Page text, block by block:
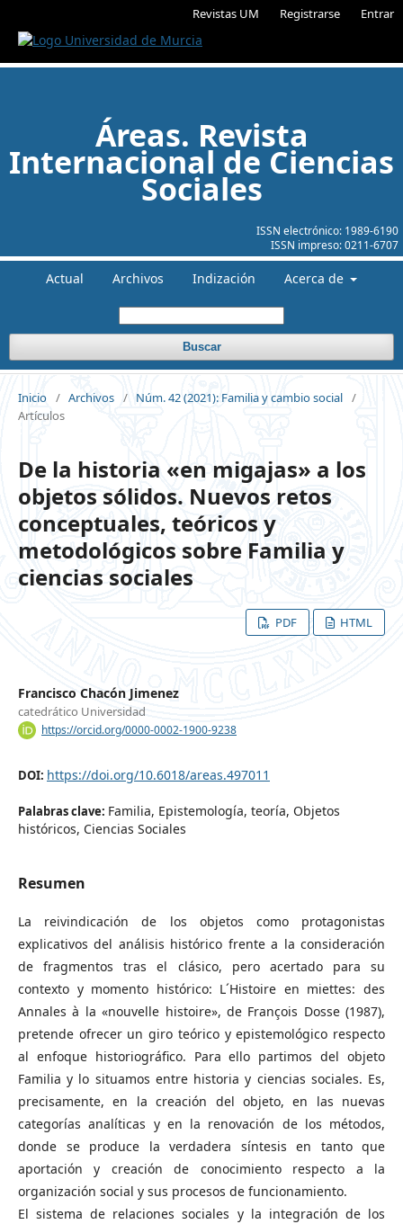
Revistas UM Registrarse Entrar
ISSN electrónico: 1989-6190
ISSN impreso:0211-6707
Áreas. Revista
Internacional de Ciencias
Sociales
Actual Archivos Indización Acerca de
Buscar
Inicio / Archivos / Núm. 42 (2021): Familia y cambio social /
Artículos
De la historia «en migajas» a los
objetos sólidos. Nuevos retos
conceptuales, teóricos y
metodológicos sobre Familia y
ciencias sociales
PDF HTML
Francisco Chacón Jimenez
catedrático Universidad
https://orcid.org/0000-0002-1900-9238
DOI: https://doi.org/10.6018/areas.497011
Palabras clave: Familia, Epistemología, teoría, Objetos
históricos, Ciencias Sociales
Resumen
La reivindicación de los objetos como protagonistas
explicativos del análisis histórico frente a la consideración
de fragmentos tras el clásico, pero acertado para su
contexto y momento histórico: L´Histoire en miettes: des
Annales à la «nouvelle histoire», de François Dosse (1987),
pretende ofrecer un giro teórico y epistemológico respecto
al enfoque historiográfico. Para ello partimos del objeto
Familia y lo situamos entre historia y ciencias sociales. Es,
precisamente, en la creación del objeto, en las nuevas
categorías analíticas y en la renovación de los métodos,
donde se produce la verdadera síntesis en tanto que
aportación y creación de conocimiento respecto a la
organización social y sus procesos de funcionamiento.
El sistema de relaciones sociales y la integración de los